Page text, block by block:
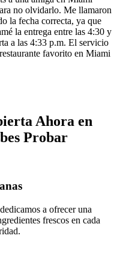
no olvidarlo. Me llamaron
la fecha correcta, ya que
la entrega entre las 4:30 y
a las 4:33 p.m. El servicio
favorito en Miami
Ahora en
Probar
a ofrecer una
frescos en cada